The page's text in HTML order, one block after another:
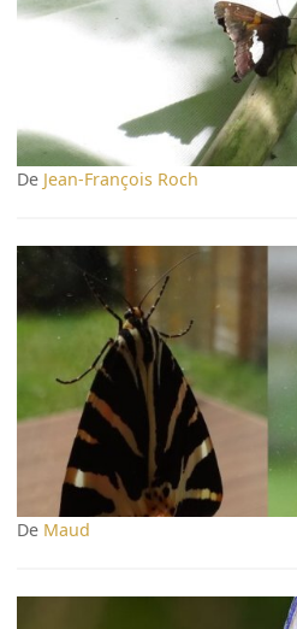
De Jean-François Roch
De Maud